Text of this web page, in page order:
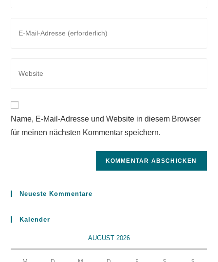
Name, E-Mail-Adresse und Website in diesem Browser
für meinen nächsten Kommentar speichern.
Neueste Kommentare
Kalender
AUGUST 2026